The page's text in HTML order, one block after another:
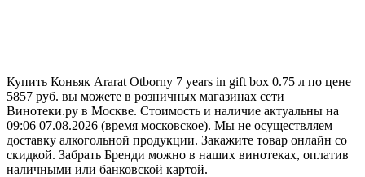
Купить Коньяк Ararat Otborny 7 years in gift box 0.75 л по цене
5857 руб. вы можете в розничных магазинах сети
Винотеки.ру в Москве. Стоимость и наличие актуальны на
09:06 07.08.2026 (время московское). Мы не осуществляем
доставку алкогольной продукции. Закажите товар онлайн со
скидкой. Забрать Бренди можно в наших винотеках, оплатив
наличными или банковской картой.